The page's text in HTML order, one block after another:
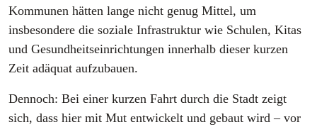
Kommunen hätten lange nicht genug Mittel, um
insbesondere die soziale Infrastruktur wie Schulen, Kitas
und Gesundheitseinrichtungen innerhalb dieser kurzen
Zeit adäquat aufzubauen.
Dennoch: Bei einer kurzen Fahrt durch die Stadt zeigt
sich, dass hier mit Mut entwickelt und gebaut wird – vor